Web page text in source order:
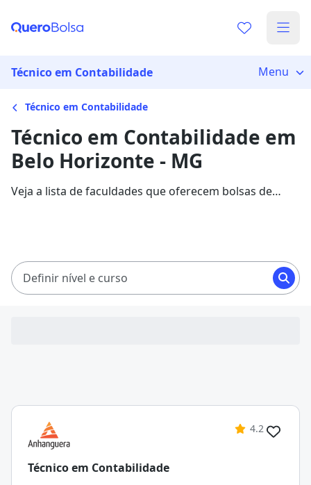
Técnico em Contabilidade Menu
Técnico em Contabilidade
Técnico em Contabilidade em
Belo Horizonte - MG
Veja a lista de faculdades que oferecem bolsas de
Definir nível e curso
4.2
Técnico em Contabilidade